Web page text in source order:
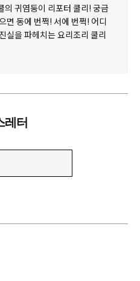
의 귀염둥이 리포터 쿨리! 궁금
면 동에 번쩍! 서에 번쩍! 어디
실을 파헤치는 요리조리 쿨리
레터